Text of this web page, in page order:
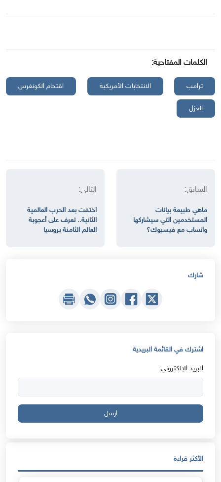
الكلمات المفتاحية:
ترامب الانتخابات الأمريكية اقتحام الكونغرس
العزل
السابق:
ماهي طبيعة بيانات
المستخدمين التي سيشاركها
واتساب مع فيسبوك؟
التالي:
اختفت بعد الحرب العالمية
الثانية.. تعرف على أعجوبة
العالم الثامنة بروسيا
شارك
اشترك في القائمة البريدية
البريد الإلكتروني:
ارسل
الأكثر قراءة